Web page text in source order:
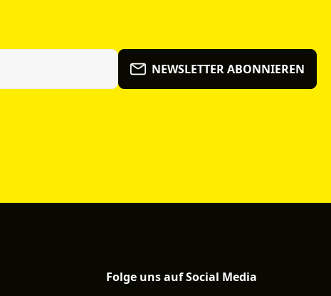
NEWSLETTER ABONNIEREN
Folge uns auf Social Media